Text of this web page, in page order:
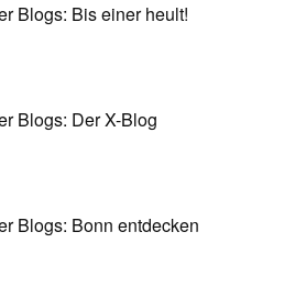
Blogs: Bis einer heult!
Blogs: Der X-Blog
Blogs: Bonn entdecken